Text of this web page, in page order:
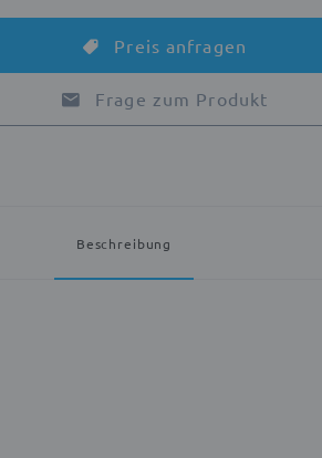
Preis anfragen
Frage zum Produkt
Beschreibung